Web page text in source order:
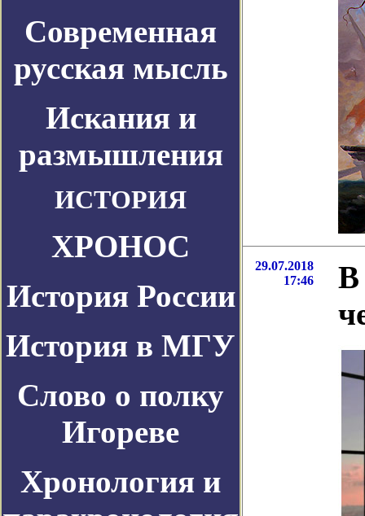
Современная
русская мысль
Искания и
размышления
ИСТОРИЯ
ХРОНОС
История России
История в МГУ
Слово о полку
Игореве
Хронология и
29.07.2018
17:46
В